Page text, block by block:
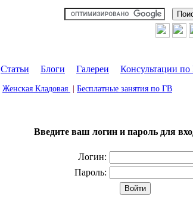
Статьи Блоги Галереи Консультации
Женская Кладовая Бесплатные занятия по ГВ
Введите ваш логин и пароль для
Логин:
Пароль: